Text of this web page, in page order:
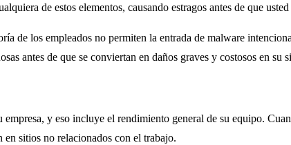
de estos elementos, causando estragos antes de que
de los empleados no permiten la entrada de malware
antes de que se conviertan en daños graves y costosos en su
y eso incluye el rendimiento general de su equipo.
sitios no relacionados con el trabajo.